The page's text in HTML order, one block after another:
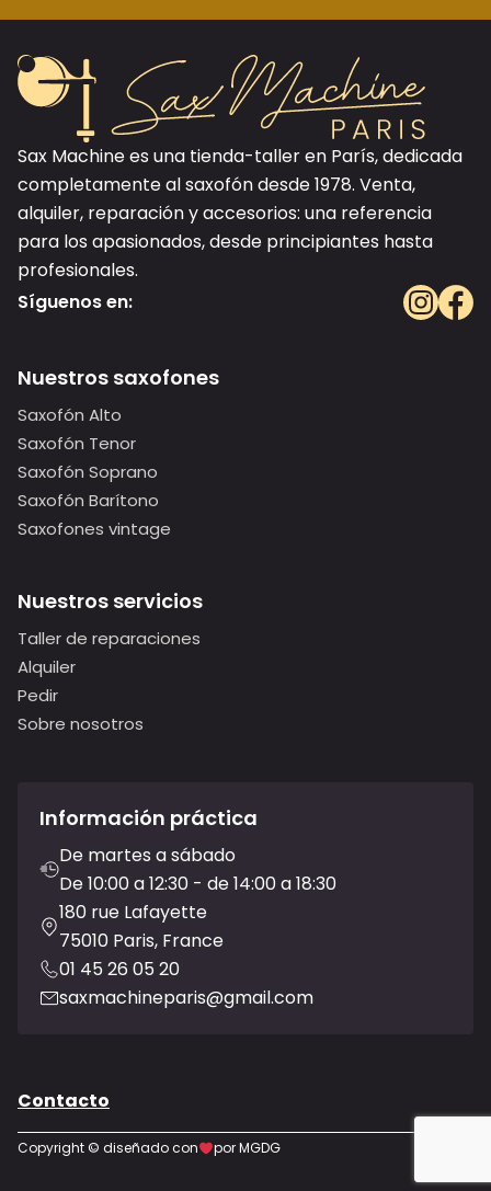
Sax Machine es una tienda-taller en París, dedicada
completamente al saxofón desde 1978. Venta,
alquiler, reparación y accesorios: una referencia
para los apasionados, desde principiantes hasta
profesionales.
Síguenos en:
Nuestros saxofones
Saxofón Alto
Saxofón Tenor
Saxofón Soprano
Saxofón Barítono
Saxofones vintage
Nuestros servicios
Taller de reparaciones
Alquiler
Pedir
Sobre nosotros
Información práctica
De martes a sábado
De 10:00 a 12:30 - de 14:00 a 18:30
180 rue Lafayette
75010 Paris, France
01 45 26 05 20
saxmachineparis@gmail.com
Contacto
Copyright © diseñado con por MGDG